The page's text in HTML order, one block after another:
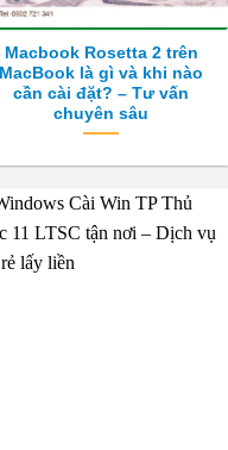
Macbook Rosetta 2 trên
MacBook là gì và khi nào
cần cài đặt? – Tư vấn
chuyên sâu